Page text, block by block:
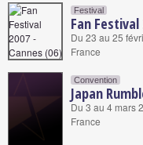
Festival
Fan Festival
Du 23 au 25
France
Convention
Japan
Du 3 au 4 mars
France